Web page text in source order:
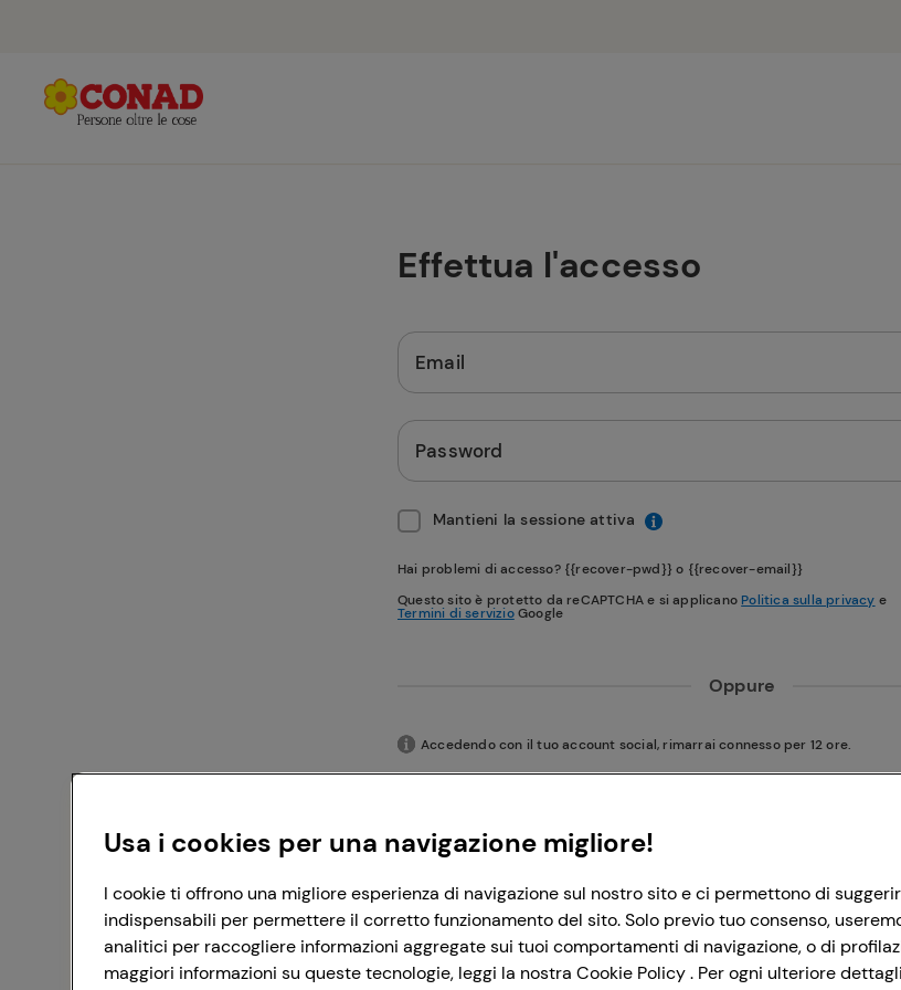
Effettua l'accesso
Email
Password
Mantieni la sessione attiva
Hai problemi di accesso? {{recover-pwd}} o {{recover-email}}
Questo sito è protetto da reCAPTCHA e si applicano Politica sulla privacy e
Termini di servizioGoogle
Oppure
Accedendo con il tuo account social, rimarrai connesso per 12 ore.
Accedi con Facebook
Usa i cookies per una navigazione migliore!
I cookie ti offrono una migliore esperienza di navigazione sul nostro sito e ci permettono di
indispensabili per permettere il corretto funzionamento del sito. Solo previo tuo consenso,
analitici per raccogliere informazioni aggregate sui tuoi comportamenti di navigazione, o di
maggiori informazioni su queste tecnologie, leggi la nostra Cookie Policy . Per ogni ulteriore